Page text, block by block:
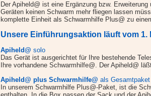
Der Apiheld@ ist eine Ergänzung bzw.
Geräten keinen Schwarm mehr fliegen lassen
komplette Einheit als Schwarmhilfe Plus@ zu
Unsere Einführungsaktion läuft vom 1.
Apiheld@ solo
Das Gerät ist ausgerichtet für Ihre bestehende
Ihre vorhandene Schwarmhilfe@. Der Apiheld@
Apiheld@ plus Schwarmhilfe@ als Gesamtpaket
In unserem Schwarmhilfe Plus@-Paket, ist die